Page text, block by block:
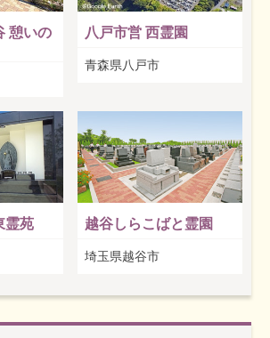
憩いの
八戸市営 西霊園
青森県八戸市
霊苑 越谷しらこばと霊園
埼玉県越谷市